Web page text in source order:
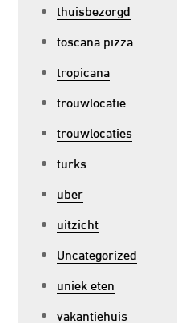
thuisbezorgd
toscana pizza
tropicana
trouwlocatie
trouwlocaties
turks
uber
uitzicht
Uncategorized
uniek eten
vakantiehuis